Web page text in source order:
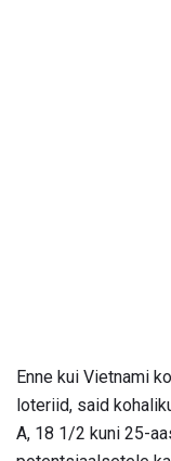
Enne kui Vietnami
loteriid, said
A, 18 1/2 kuni 25-